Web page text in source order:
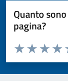
Quanto
pagina?
Valuta da 1 a 5
Valuta
Valuta 2
Valuta 1 stelle